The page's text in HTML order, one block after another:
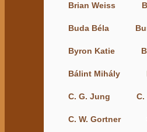
Brian Weiss
Buda Béla
Byron Katie
Bálint Mihály
C. G. Jung C.
C. W. Gortner